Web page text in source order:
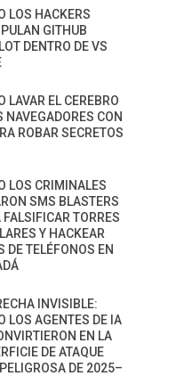
LOS HACKERS
GITHUB
DENTRO DE VS
LAVAR EL CEREBRO
NAVEGADORES CON
ROBAR SECRETOS
LOS CRIMINALES
SMS BLASTERS
FALSIFICAR TORRES
Y HACKEAR
DE TELÉFONOS EN
INVISIBLE:
LOS AGENTES DE IA
EN LA
DE ATAQUE
DE 2025–